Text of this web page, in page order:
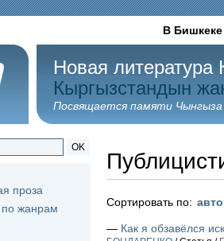
В Бишкеке
Новая литература
Кыргызстандын
Посвящается памяти
OK
проза
жанрам
Сортировать по:
— Как я обзавёлся